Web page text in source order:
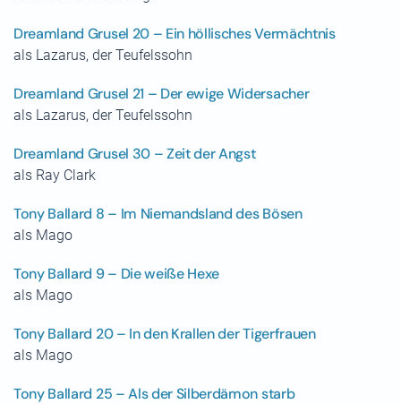
Dreamland Grusel 20 – Ein höllisches Vermächtnis
als Lazarus, der Teufelssohn
Dreamland Grusel 21 – Der ewige Widersacher
als Lazarus, der Teufelssohn
Dreamland Grusel 30 – Zeit der Angst
als Ray Clark
Tony Ballard 8 – Im Niemandsland des Bösen
als Mago
Tony Ballard 9 – Die weiße Hexe
als Mago
Tony Ballard 20 – In den Krallen der Tigerfrauen
als Mago
Tony Ballard 25 – Als der Silberdämon starb